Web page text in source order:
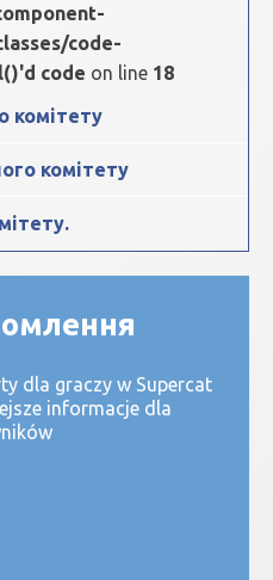
code-
code on line 18
комітету
комітету
dla graczy w Supercat
informacje dla